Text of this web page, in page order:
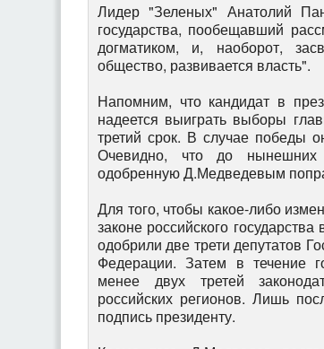
Лидер "Зеленых" Анатолий
государства, пообещавший
догматиком, и, наоборот,
общество, развивается власть".
Напомним, что кандидат в
надеется выиграть выборы
третий срок. В случае победы
Очевидно, что до нынешних
одобренную Д.Медведевым
Для того, чтобы какое-либо
законе российского
одобрили две трети депутатов
Федерации. Затем в течение
менее двух третей
российских регионов. Лишь
подпись президенту.